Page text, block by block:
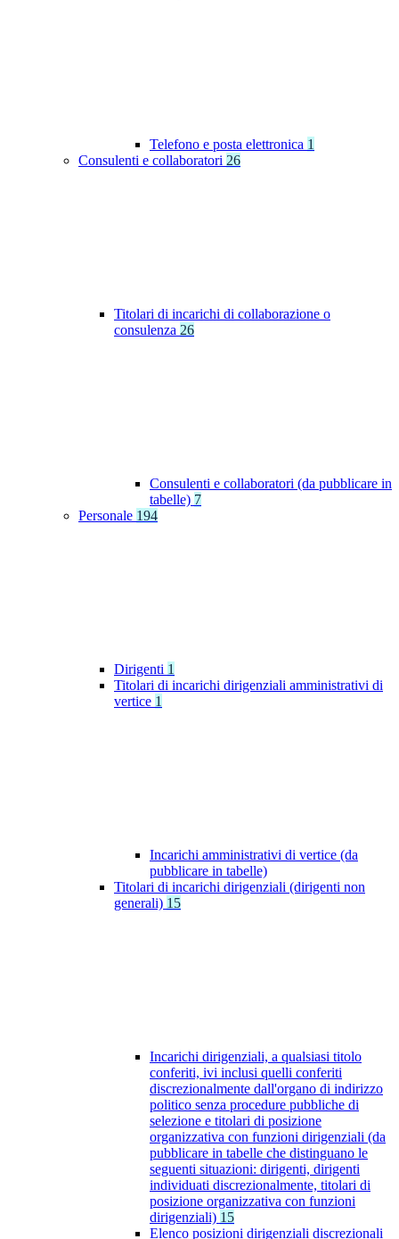
Telefono e posta elettronica 1
Consulenti e collaboratori 26
Titolari di incarichi di collaborazione o
consulenza 26
Consulenti e collaboratori (da pubblicare in
tabelle) 7
Personale 194
Dirigenti 1
Titolari di incarichi dirigenziali amministrativi di
vertice 1
Incarichi amministrativi di vertice (da
pubblicare in tabelle)
Titolari di incarichi dirigenziali (dirigenti non
generali) 15
Incarichi dirigenziali, a qualsiasi titolo
conferiti, ivi inclusi quelli conferiti
discrezionalmente dall'organo di indirizzo
politico senza procedure pubbliche di
selezione e titolari di posizione
organizzativa con funzioni dirigenziali (da
pubblicare in tabelle che distinguano le
seguenti situazioni: dirigenti, dirigenti
individuati discrezionalmente, titolari di
posizione organizzativa con funzioni
dirigenziali) 15
Elenco posizioni dirigenziali discrezionali